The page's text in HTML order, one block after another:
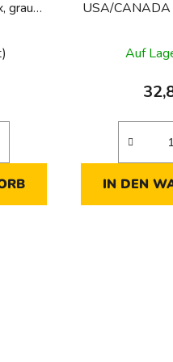
grau
USA/
Auf
IN DEN